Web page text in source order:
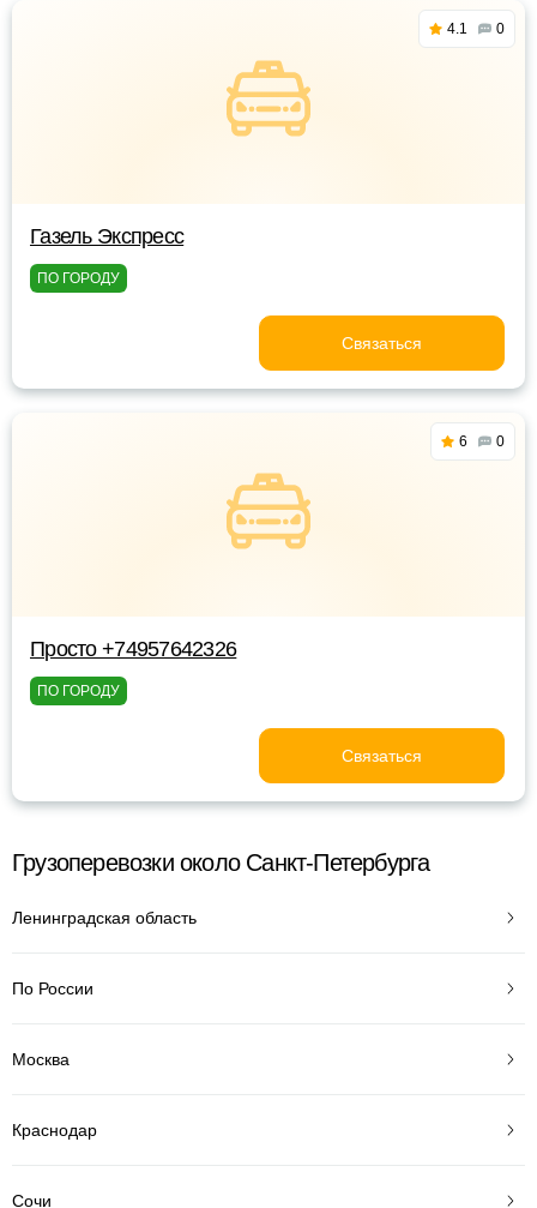
4.1 0
Газель Экспресс
ПО ГОРОДУ
Связаться
6 0
Просто +74957642326
ПО ГОРОДУ
Связаться
Грузоперевозки около Санкт-Петербурга
Ленинградская область
По России
Москва
Краснодар
Сочи